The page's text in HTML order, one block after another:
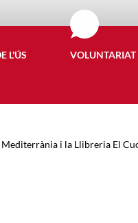
L'ÚS VOLUNTARIAT
Mediterrània i la Llibreria El